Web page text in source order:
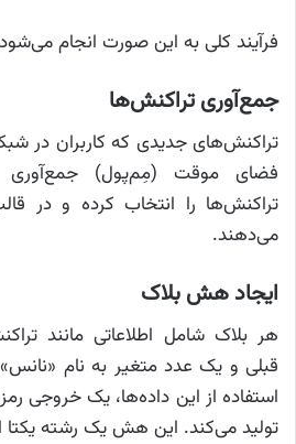
فرآیند کلی به این صورت انجام
جمع‌آوری تراکنش‌ها
تراکنش‌های جدیدی که کاربران در
فضای موقت (مِم‌پول) جمع‌آوری
تراکنش‌ها را انتخاب کرده و در
می‌دهند.
ایجاد هش بلاک
هر بلاک شامل اطلاعاتی مانند
استفاده از این داده‌ها، یک خروجی
تولید می‌کند. این هش یک رشته